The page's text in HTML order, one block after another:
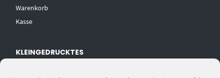
Warenkorb
Kasse
KLEINGEDRUCKTES